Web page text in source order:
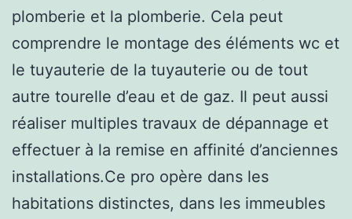
plomberie et la plomberie. Cela peut
comprendre le montage des éléments wc et
le tuyauterie de la tuyauterie ou de tout
autre tourelle d’eau et de gaz. Il peut aussi
réaliser multiples travaux de dépannage et
effectuer à la remise en affinité d’anciennes
installations.Ce pro opère dans les
habitations distinctes, dans les immeubles